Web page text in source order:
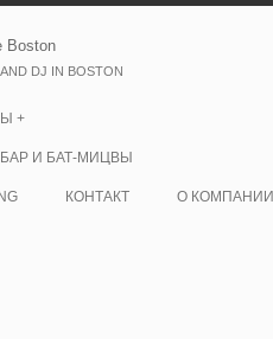
DJ IN BOSTON
+
БАР И БАТ-МИЦВЫ
КОНТАКТ О КОМПАНИИ